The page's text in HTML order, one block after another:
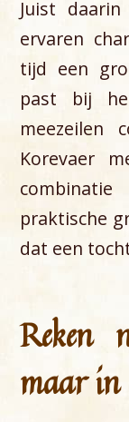
Juist
ervaren
tijd een
past bij
meezeilen
Korevaer
praktische
dat een
Reken
maar